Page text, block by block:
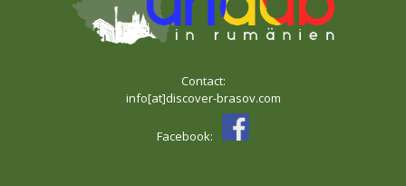
Contact:
info[at]discover-brasov.com
Facebook: